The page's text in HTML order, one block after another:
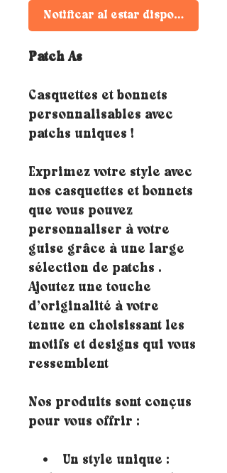
Notificar al estar disponible
Patch As
Casquettes et bonnets
personnalisables avec
patchs uniques !
Exprimez votre style avec
nos casquettes et bonnets
que vous pouvez
personnaliser à votre
guise grâce à une large
sélection de patchs .
Ajoutez une touche
d’originalité à votre
tenue en choisissant les
motifs et designs qui vous
ressemblent
Nos produits sont conçus
pour vous offrir :
• Un style unique :